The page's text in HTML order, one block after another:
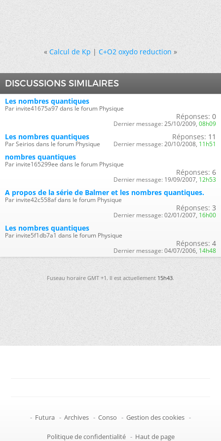
« Calcul de Kp|C+O2 oxydo reduction »
DISCUSSIONS SIMILAIRES
Les nombres quantiques
Par invite41675a97 dans le forum Physique
Réponses: 0
Dernier message: 25/10/2009, 08h09
Les nombres quantiques
Par Seirios dans le forum Physique
Réponses: 11
Dernier message: 20/10/2008, 11h51
nombres quantiques
Par invite165299ee dans le forum Physique
Réponses: 6
Dernier message: 19/09/2007, 12h53
A propos de la série de Balmer et les nombres quantiques.
Par invite42c558af dans le forum Physique
Réponses: 3
Dernier message: 02/01/2007, 16h00
Les nombres quantiques
Par invite5f1db7a1 dans le forum Physique
Réponses: 4
Dernier message: 04/07/2006, 14h48
Fuseau horaire GMT +1. Il est actuellement 15h43.
- Futura - Archives - Conso - Gestion des cookies -
Politique de confidentialité - Haut de page